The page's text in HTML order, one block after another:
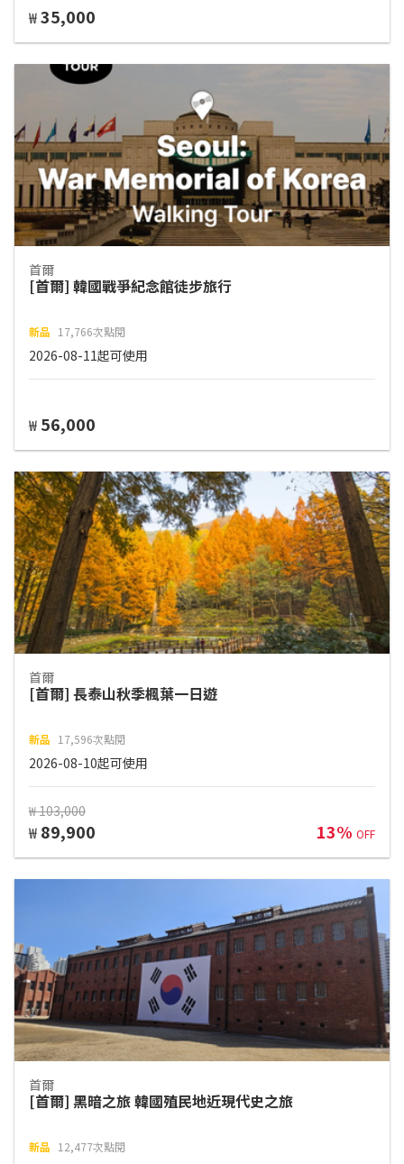
₩35,000
首爾
[首爾] 韓國戰爭紀念館徒步旅行
新品 17,766次點閱
2026-08-11起可使用
₩ 56,000
首爾
[首爾] 長泰山秋季楓葉一日遊
新品 17,596次點閱
2026-08-10起可使用
₩ 103,000
₩ 89,900 13% OFF
首爾
[首爾] 黑暗之旅 韓國殖民地近現代史之旅
新品 12,477次點閱